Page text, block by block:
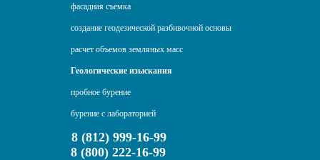
фасадная съемка
создание геодезической разбивочной основы
расчет объемов земляных масс
Геологические изыскания
пробное бурение
бурение с лабораторией
8 (812) 999-16-99
8 (800) 222-16-99